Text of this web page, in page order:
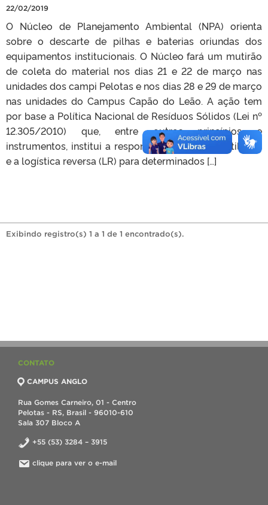
22/02/2019
O Núcleo de Planejamento Ambiental (NPA) orienta
sobre o descarte de pilhas e baterias oriundas dos
equipamentos institucionais. O Núcleo fará um mutirão
de coleta do material nos dias 21 e 22 de março nas
unidades dos campi Pelotas e nos dias 28 e 29 de março
nas unidades do Campus Capão do Leão. A ação tem
por base a Política Nacional de Resíduos Sólidos (Lei nº
12.305/2010) que, entre outros princípios e
instrumentos, institui a responsabilidade compartilhada
e a logística reversa (LR) para determinados […]
Exibindo registro(s) 1 a 1 de 1 encontrado(s).
CONTATO
CAMPUS ANGLO
Rua Gomes Carneiro, 01 - Centro
Pelotas - RS, Brasil - 96010-610
Sala 307 Bloco A
+55 (53) 3284 – 3915
clique para ver o e-mail